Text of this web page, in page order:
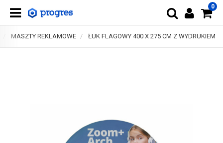
0
MASZTY REKLAMOWE ŁUK FLAGOWY 400 X 275 CM Z WYDRUKIEM